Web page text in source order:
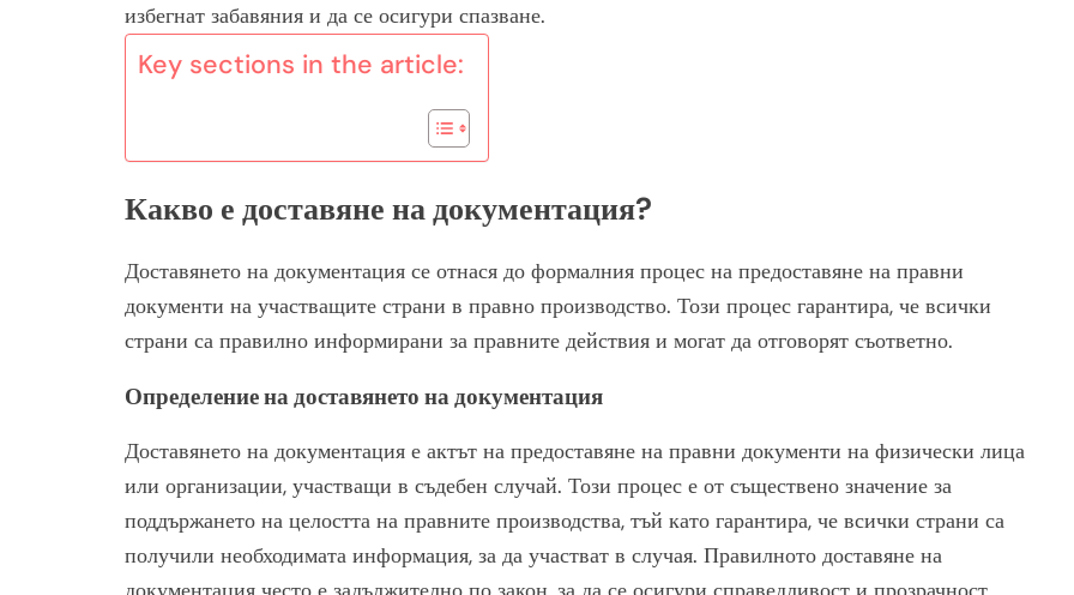
избегнат забавяния и да се осигури спазване.
Key sections in the article:
Какво е доставяне на документация?
Доставянето на документация се отнася до формалния процес на предоставяне на правни
документи на участващите страни в правно производство. Този процес гарантира, че всички
страни са правилно информирани за правните действия и могат да отговорят съответно.
Определение на доставянето на документация
Доставянето на документация е актът на предоставяне на правни документи на физически лица
или организации, участващи в съдебен случай. Този процес е от съществено значение за
поддържането на целостта на правните производства, тъй като гарантира, че всички страни са
получили необходимата информация, за да участват в случая. Правилното доставяне на